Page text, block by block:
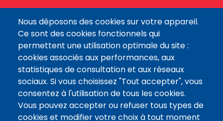
Nous déposons des cookies sur votre appareil.
Ce sont des cookies fonctionnels qui
permettent une utilisation optimale du site :
cookies associés aux performances, aux
statistiques de consultation et aux réseaux
sociaux. Si vous choisissez "Tout accepter", vous
consentez à l'utilisation de tous les cookies.
Vous pouvez accepter ou refuser tous types de
cookies et modifier votre choix à tout moment
PLAN DU SITE
COOKIES
Assemblée
nationaleLE SITE DE L’ASSEMBLÉE NATIONALE
Suivez-nous